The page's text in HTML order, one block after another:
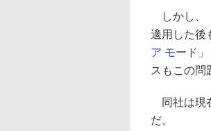
しかし、
適用した後
ア モード
スもこの問
同社は現
だ。